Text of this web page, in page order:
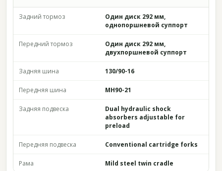
Задний тормоз
Один диск 292 мм,
однопоршневой суппорт
Передний тормоз
Один диск 292 мм,
двухпоршневой суппорт
Задняя шина 130/90-16
Передняя шина MH90-21
Задняя подвеска
Dual hydraulic shock
absorbers adjustable for
preload
Передняя подвеска Conventional cartridge forks
Рама Mild steel twin cradle